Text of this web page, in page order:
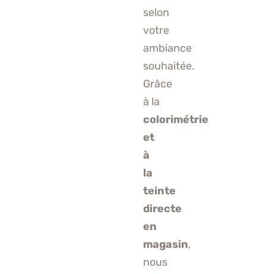
selon
votre
ambiance
souhaitée.
Grâce
à la
colorimétrie
et
à
la
teinte
directe
en
magasin,
nous